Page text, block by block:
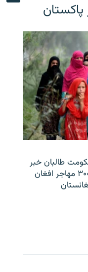
طالبان خبر
داده که در جریان هفته جاری، بیش از ۳۰۰ مهاجر افغان